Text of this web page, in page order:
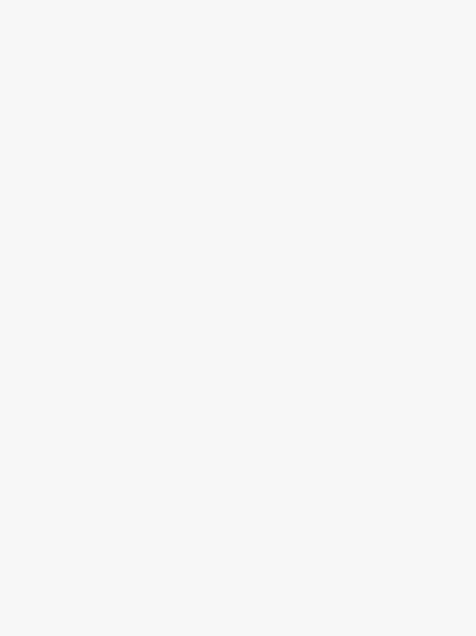
Konfeksiyon ve tekstil sektörünün
bir kurumsal yapiya kavusan ALBA,
2000'li Yillarin basindan itibaren
ALBA Makine, müsteri
planlayan bir kurum olarak Türkiye